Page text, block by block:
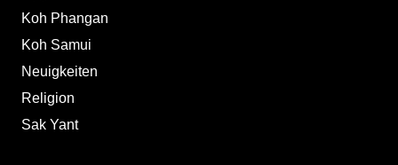
Koh Phangan
Koh Samui
Neuigkeiten
Religion
Sak Yant